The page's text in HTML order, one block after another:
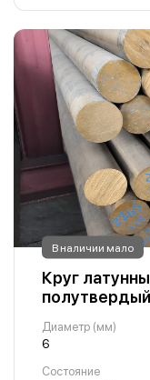
В наличии мало
Круг
полутвердый
Диаметр (мм)
6
Состояние